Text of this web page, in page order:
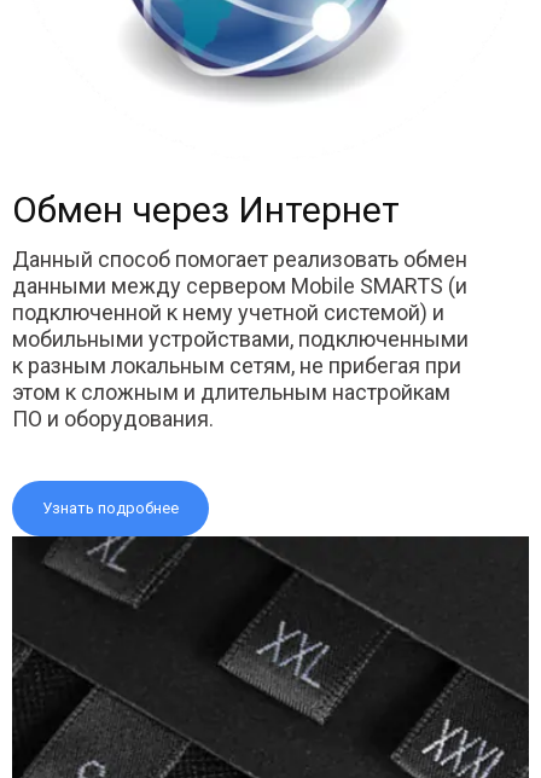
Обмен через Интернет
Данный способ помогает реализовать обмен
данными между сервером Mobile SMARTS (и
подключенной к нему учетной системой) и
мобильными устройствами, подключенными
к разным локальным сетям, не прибегая при
этом к сложным и длительным настройкам
ПО и оборудования.
Узнать подробнее